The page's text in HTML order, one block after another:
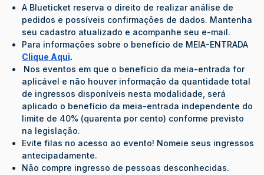
A Blueticket reserva o direito de realizar análise de
pedidos e possíveis confirmações de dados. Mantenha
seu cadastro atualizado e acompanhe seu e-mail.
Para informações sobre o benefício de MEIA-ENTRADA
Clique Aqui.
Nos eventos em que o benefício da meia-entrada for
aplicável e não houver informação da quantidade total
de ingressos disponíveis nesta modalidade, será
aplicado o benefício da meia-entrada independente do
limite de 40% (quarenta por cento) conforme previsto
na legislação.
Evite filas no acesso ao evento! Nomeie seus ingressos
antecipadamente.
Não compre ingresso de pessoas desconhecidas.